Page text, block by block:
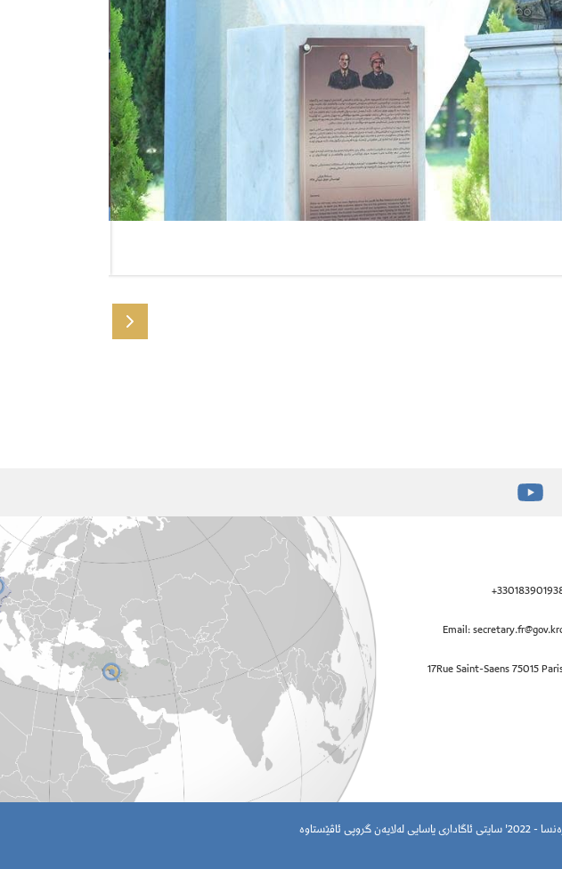
© سەرجەمی مافەکان پارێزراوە - نوێنەرایەتی حکومەتی هەرێمی کوردستان لەفەرەنسا - 2022' سایتی ئاگاداری یاسایی لەلایەن گروپی ئاڤێستاوە